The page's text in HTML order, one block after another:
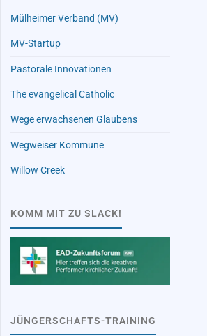
Mülheimer Verband (MV)
MV-Startup
Pastorale Innovationen
The evangelical Catholic
Wege erwachsenen Glaubens
Wegweiser Kommune
Willow Creek
KOMM MIT ZU SLACK!
JÜNGERSCHAFTS-TRAINING